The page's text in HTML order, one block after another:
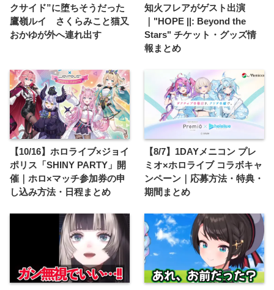
クサイド”に堕ちそうだった
鷹嶺ルイ さくらみこと猫又
おかゆが外へ連れ出す
知火フレアがゲスト出演
｜"HOPE ||: Beyond the
Stars" チケット・グッズ情
報まとめ
【10/16】ホロライブ×ジョイ
ポリス「SHINY PARTY」開
催｜ホロ×マッチ参加券の申
し込み方法・日程まとめ
【8/7】1DAYメニコン プレ
ミオ×ホロライブ コラボキャ
ンペーン｜応募方法・特典・
期間まとめ